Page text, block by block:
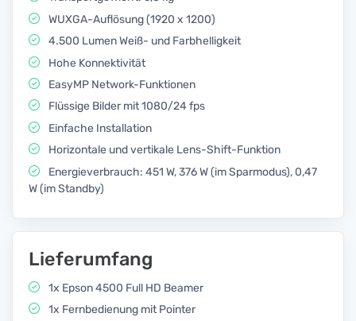
WUXGA-Auflösung (1920 x 1200)
4.500 Lumen Weiß- und Farbhelligkeit
Hohe Konnektivität
EasyMP Network-Funktionen
Flüssige Bilder mit 1080/24 fps
Einfache Installation
Horizontale und vertikale Lens-Shift-Funktion
Energieverbrauch: 451 W, 376 W (im Sparmodus), 0,47
W (im Standby)
Lieferumfang
1x Epson 4500 Full HD Beamer
1x Fernbedienung mit Pointer